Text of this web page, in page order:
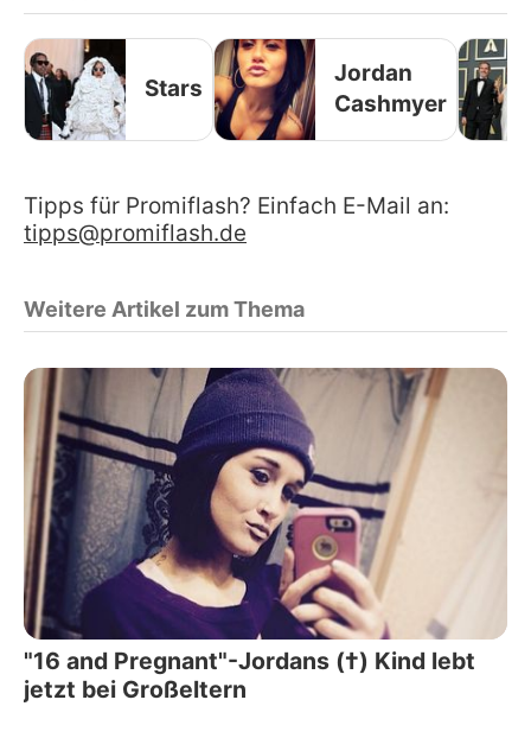
Stars
Jordan
Cashmyer
Tipps für Promiflash? Einfach E-Mail an:
tipps@promiflash.de
Weitere Artikel zum Thema
"16 and Pregnant"-Jordans (†) Kind lebt
jetzt bei Großeltern